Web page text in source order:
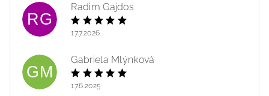
RG
Radim Gajdos
17.7.2026
GM
Gabriela Mlýnková
17.6.2025